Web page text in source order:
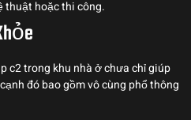
thuật hoặc thi công.
c2 trong khu nhà ở chưa chỉ giúp
đó bao gồm vô cùng phổ thông